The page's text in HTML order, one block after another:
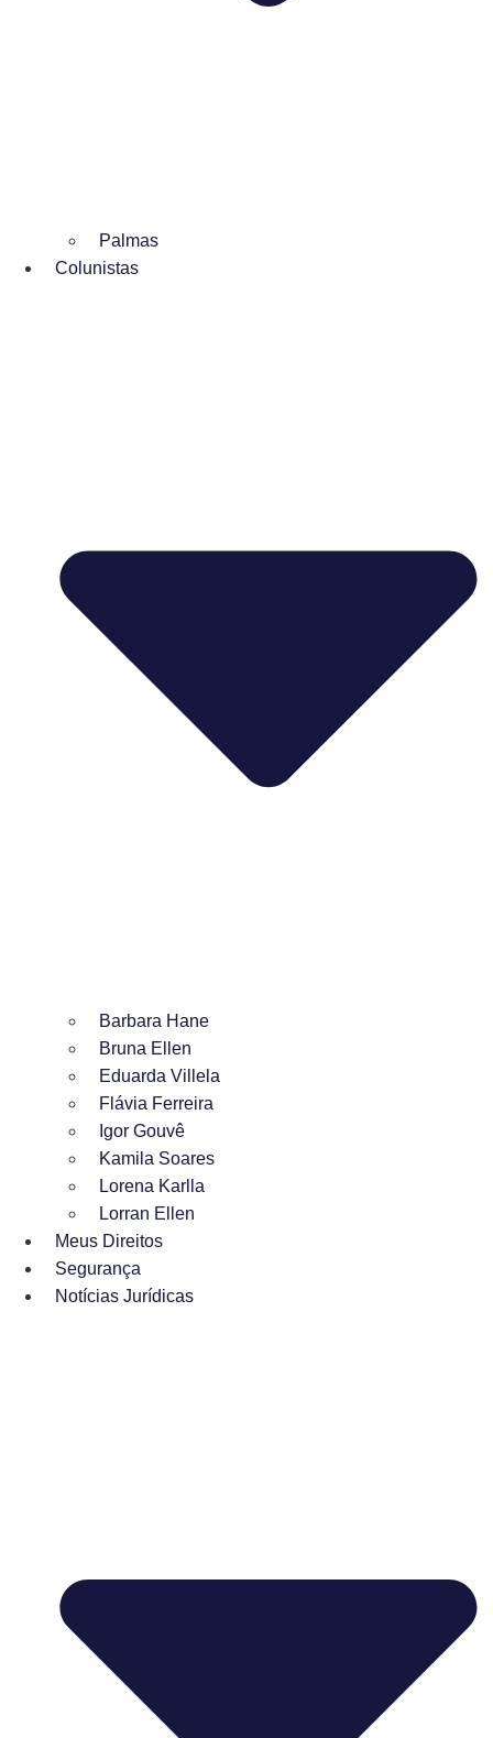
Palmas
Colunistas
Barbara Hane
Bruna Ellen
Eduarda Villela
Flávia Ferreira
Igor Gouvê
Kamila Soares
Lorena Karlla
Lorran Ellen
Meus Direitos
Segurança
Notícias Jurídicas